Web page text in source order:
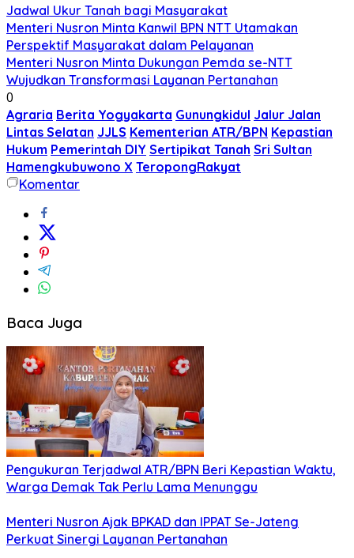
Jadwal Ukur Tanah bagi Masyarakat
Menteri Nusron Minta Kanwil BPN NTT Utamakan
Perspektif Masyarakat dalam Pelayanan
Menteri Nusron Minta Dukungan Pemda se-NTT
Wujudkan Transformasi Layanan Pertanahan
0
Agraria Berita Yogyakarta Gunungkidul Jalur Jalan
Lintas Selatan JJLS Kementerian ATR/BPN Kepastian
Hukum Pemerintah DIY Sertipikat Tanah Sri Sultan
Hamengkubuwono X TeropongRakyat
Komentar
Baca Juga
Pengukuran Terjadwal ATR/BPN Beri Kepastian Waktu,
Warga Demak Tak Perlu Lama Menunggu
Menteri Nusron Ajak BPKAD dan IPPAT Se-Jateng
Perkuat Sinergi Layanan Pertanahan